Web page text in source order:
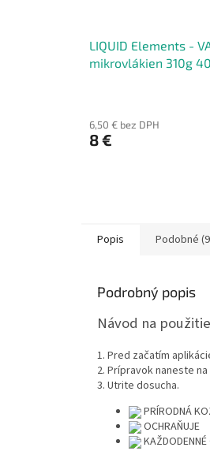
LIQUID Elements -
mikrovlákien 310g
6,50 € bez DPH
8 €
Popis Podobné
Podrobný popis
Návod na
1. Pred začatím
2. Prípravok naneste
3. Utrite dosucha.
PRÍRODNÁ
OCHRAŇUJE